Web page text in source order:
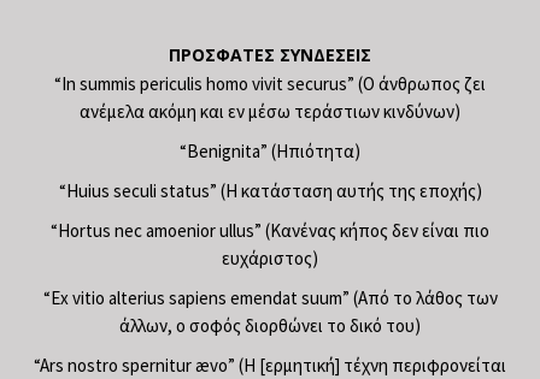
ΠΡΌΣΦΑΤΕΣ ΣΥΝΔΈΣΕΙΣ
“In summis periculis homo vivit securus” (Ο άνθρωπος ζει
ανέμελα ακόμη και εν μέσω τεράστιων κινδύνων)
“Benignita” (Ηπιότητα)
“Huius seculi status” (Η κατάσταση αυτής της εποχής)
“Hortus nec amoenior ullus” (Κανένας κήπος δεν είναι πιο
ευχάριστος)
“Ex vitio alterius sapiens emendat suum” (Από το λάθος των
άλλων, ο σοφός διορθώνει το δικό του)
“Ars nostro spernitur ævo” (Η [ερμητική] τέχνη περιφρονείται